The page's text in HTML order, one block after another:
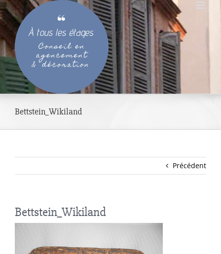
Passer
au
contenu
Bettstein_Wikiland
Précédent
Bettstein_Wikiland